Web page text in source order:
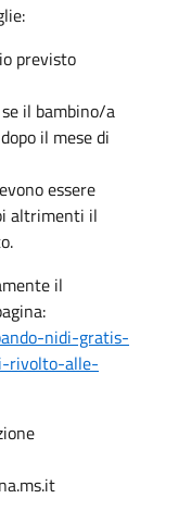
previsto
il bambino/a
il mese di
essere
altrimenti il
il
nidi-gratis-
rivolto-alle-